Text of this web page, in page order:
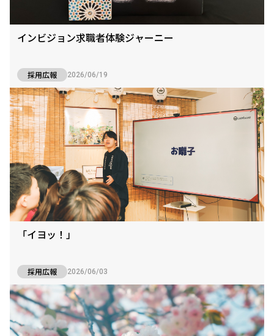
インビジョン求職者体験ジャーニー
採用広報 2026/06/19
「イヨッ！」
採用広報 2026/06/03